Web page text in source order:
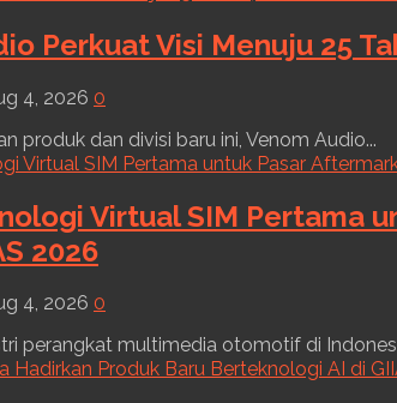
Perkuat Visi Menuju 25
4, 2026 0
produk dan divisi baru ini, Venom Audio...
Virtual SIM Pertama
2026
4, 2026 0
perangkat multimedia otomotif di